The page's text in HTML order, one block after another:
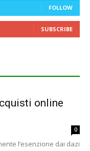
FOLLOW
SUBSCRIBE
online
0
l’esenzione dai dazi